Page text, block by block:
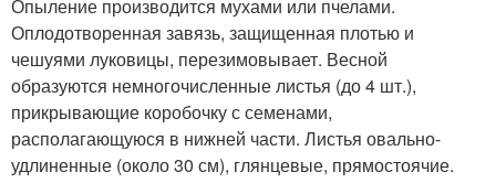
Опыление производится мухами или пчелами.
Оплодотворенная завязь, защищенная плотью и
чешуями луковицы, перезимовывает. Весной
образуются немногочисленные листья (до 4 шт.),
прикрывающие коробочку с семенами,
располагающуюся в нижней части. Листья овально-
удлиненные (около 30 см), глянцевые, прямостоячие.